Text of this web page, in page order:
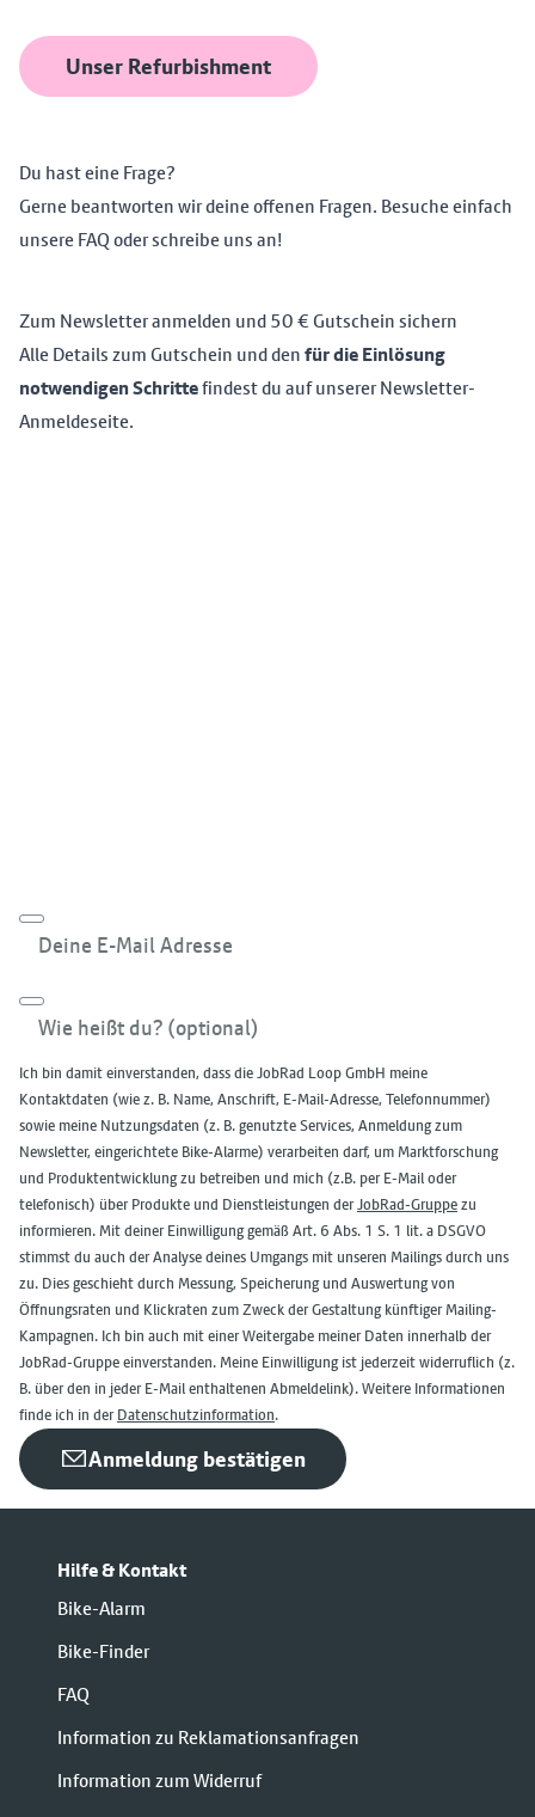
Unser Refurbishment
Du hast eine Frage?
Gerne beantworten wir deine offenen Fragen. Besuche einfach
unsereFAQoderschreibe uns an!
Zum Newsletter anmelden und 50 € Gutschein sichern
Alle Details zum Gutschein und denfür die Einlösung
notwendigen Schrittefindest du auf unsererNewsletter-
Anmeldeseite.
Deine E-Mail Adresse
Wie heißt du? (optional)
Ich bin damit einverstanden, dass die JobRad Loop GmbH meine
Kontaktdaten (wie z. B. Name, Anschrift, E-Mail-Adresse, Telefonnummer)
sowie meine Nutzungsdaten (z. B. genutzte Services, Anmeldung zum
Newsletter, eingerichtete Bike-Alarme) verarbeiten darf, um Marktforschung
und Produktentwicklung zu betreiben und mich (z.B. per E-Mail oder
telefonisch) über Produkte und Dienstleistungen derJobRad-Gruppezu
informieren. Mit deiner Einwilligung gemäß Art. 6 Abs. 1 S. 1 lit. a DSGVO
stimmst du auch der Analyse deines Umgangs mit unseren Mailings durch uns
zu. Dies geschieht durch Messung, Speicherung und Auswertung von
Öffnungsraten und Klickraten zum Zweck der Gestaltung künftiger Mailing-
Kampagnen. Ich bin auch mit einer Weitergabe meiner Daten innerhalb der
JobRad-Gruppe einverstanden. Meine Einwilligung ist jederzeit widerruflich (z.
B. über den in jeder E-Mail enthaltenen Abmeldelink). Weitere Informationen
finde ich in derDatenschutzinformation.
Anmeldung bestätigen
Hilfe & Kontakt
Bike-Alarm
Bike-Finder
FAQ
Information zu Reklamationsanfragen
Information zum Widerruf